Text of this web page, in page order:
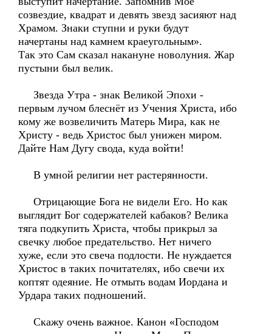
созвездие, квадрат и девять звезд засияют над
Храмом. Знаки ступни и руки будут
начертаны над камнем краеугольным».
Так это Сам сказал накануне новолуния. Жар
пустыни был велик.
Звезда Утра - знак Великой Эпохи -
первым лучом блеснёт из Учения Христа, ибо
кому же возвеличить Матерь Мира, как не
Христу - ведь Христос был унижен миром.
Дайте Нам Дугу свода, куда войти!
В умной религии нет растерянности.
Отрицающие Бога не видели Его. Но как
выглядит Бог содержателей кабаков? Велика
тяга подкупить Христа, чтобы прикрыл за
свечку любое предательство. Нет ничего
хуже, если это свеча подлости. Не нуждается
Христос в таких почитателях, ибо свечи их
коптят одеяние. Не отмыть водам Иордана и
Урдара таких подношений.
Скажу очень важное. Канон «Господом